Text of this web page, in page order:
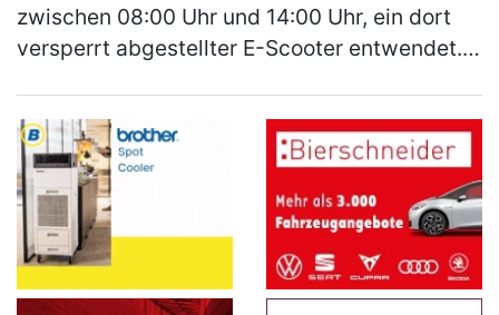
zwischen 08:00 Uhr und 14:00 Uhr, ein dort
versperrt abgestellter E-Scooter entwendet.